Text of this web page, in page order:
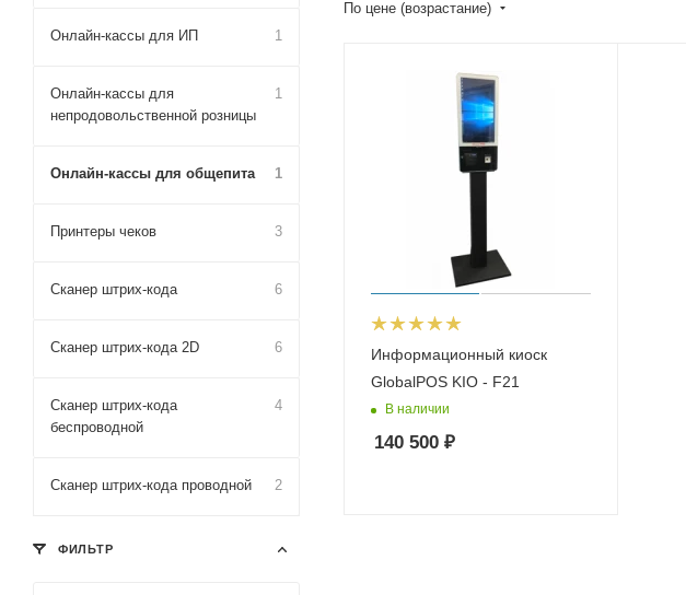
По цене (возрастание)
Информационный киоск
GlobalPOS KIO - F21
В наличии
140 500 ₽
Онлайн-кассы для ИП 1
Онлайн-кассы для
непродовольственной розницы
1
Онлайн-кассы для общепита 1
Принтеры чеков 3
Сканер штрих-кода 6
Сканер штрих-кода 2D 6
Сканер штрих-кода
беспроводной
4
Сканер штрих-кода проводной 2
ФИЛЬТР